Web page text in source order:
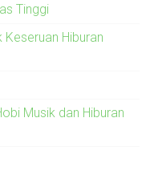
Tinggi
Hiburan
Musik dan Hiburan